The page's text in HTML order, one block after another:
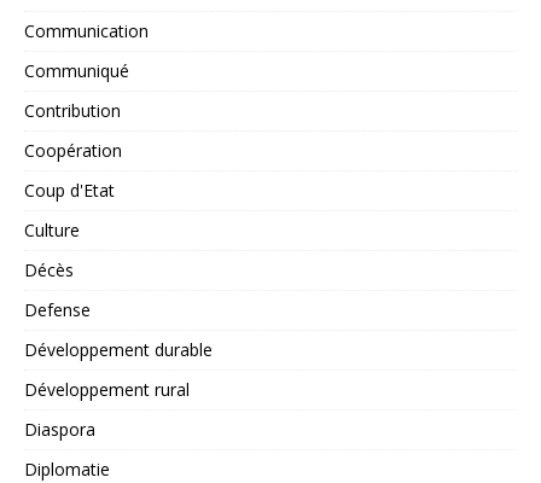
Communication
Communiqué
Contribution
Coopération
Coup d'Etat
Culture
Décès
Defense
Développement durable
Développement rural
Diaspora
Diplomatie